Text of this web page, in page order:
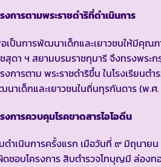
งการตามพระราชดำริที่ดำเนินการ
เป็นการพัฒนาเด็กและเยาวชนให้มีคุณ
สุดา ฯ สยามบรมราชกุมารี จึงทรงพระก
งการตาม พระราชดำริขึ้น ในโรงเรียนต
าเด็กและเยาวชนในถิ่นทุรกันดาร (พ.
งการควบคุมโรคขาดสารไอโอดีน
ดำเนินการครั้งแรก เมือวันที่ ๙ มิถุนาย
ชอบโครงการ สิบตำรวจโทบุญมี ล่องท